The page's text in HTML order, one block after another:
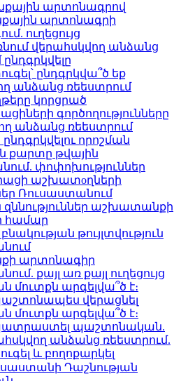
արտոնագրով
արտոնագրի
ուղեցույց
վերահսկվող անձանց
ընդգրկվա՞ծ եք
անձանց ռեեստրում
կորցրած
գործողությունները
անձանց ռեեստրում
որոշման
քարտը թվային
փոփոխություններ
աշխատоղների
Ռուսաստանում
աշխատանքի
համար
թույլտվություն
արտոնագիր
քայլ առ քայլ ուղեցույց
մուտքն արգելվա՞ծ է։
վերացնել
մուտքն արգելվա՞ծ է։
պաշտոնական.
անձանց ռեեստրում.
և բողոքարկել
Դաշնության